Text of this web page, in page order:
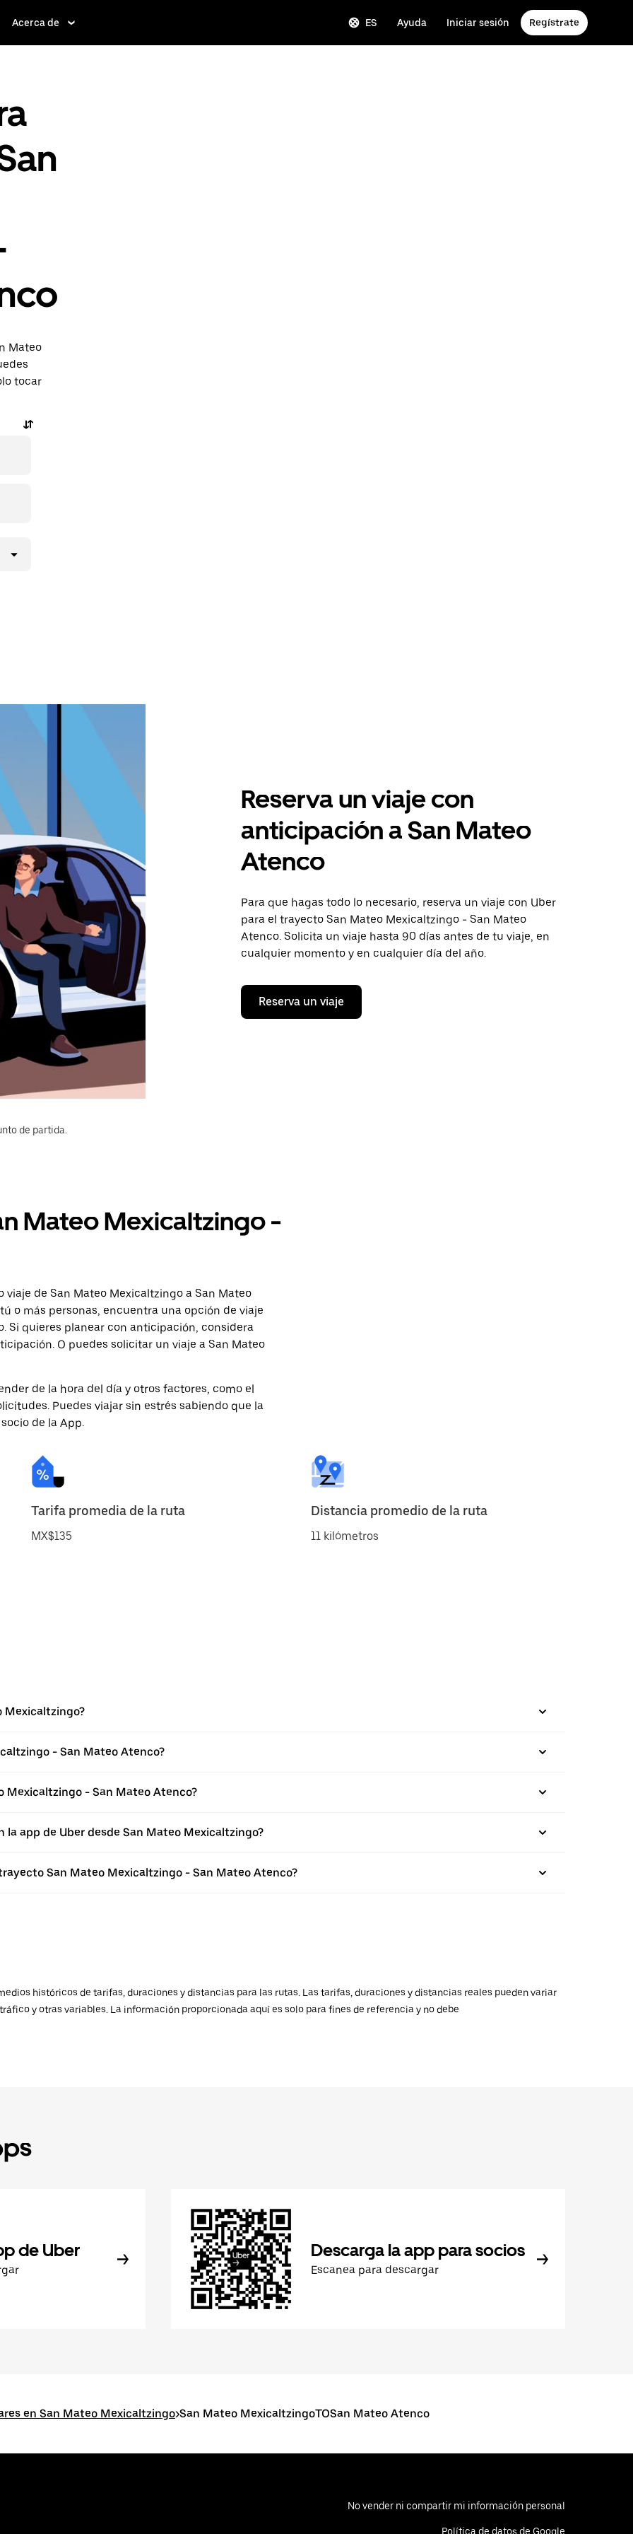
Acerca de ES Ayuda Iniciar sesión Regístrate
Mateo
tocar
Reserva un viaje con
anticipación a San Mateo
Atenco
Para que hagas todo lo necesario, reserva un viaje con Uber
para el trayecto San Mateo Mexicaltzingo - San Mateo
Atenco. Solicita un viaje hasta 90 días antes de tu viaje, en
cualquier momento y en cualquier día del año.
Reserva un viaje
de partida.
Mateo Mexicaltzingo -
de San Mateo Mexicaltzingo a San Mateo
o más personas, encuentra una opción de viaje
Si quieres planear con anticipación, considera
O puedes solicitar un viaje a San Mateo
de la hora del día y otros factores, como el
Puedes viajar sin estrés sabiendo que la
de la App.
Tarifa promedia de la ruta
MX$135
Distancia promedio de la ruta
11 kilómetros
Mexicaltzingo?
- San Mateo Atenco?
- San Mateo Atenco?
app de Uber desde San Mateo Mexicaltzingo?
San Mateo Mexicaltzingo - San Mateo Atenco?
históricos de tarifas, duraciones y distancias para las rutas. Las tarifas, duraciones y distancias reales pueden variar
y otras variables. La información proporcionada aquí es solo para fines de referencia y no debe
de Uber Descarga la app para socios
Escanea para descargar
en San Mateo Mexicaltzingo>San Mateo MexicaltzingoTOSan Mateo Atenco
No vender ni compartir mi información personal
Política de datos de Google